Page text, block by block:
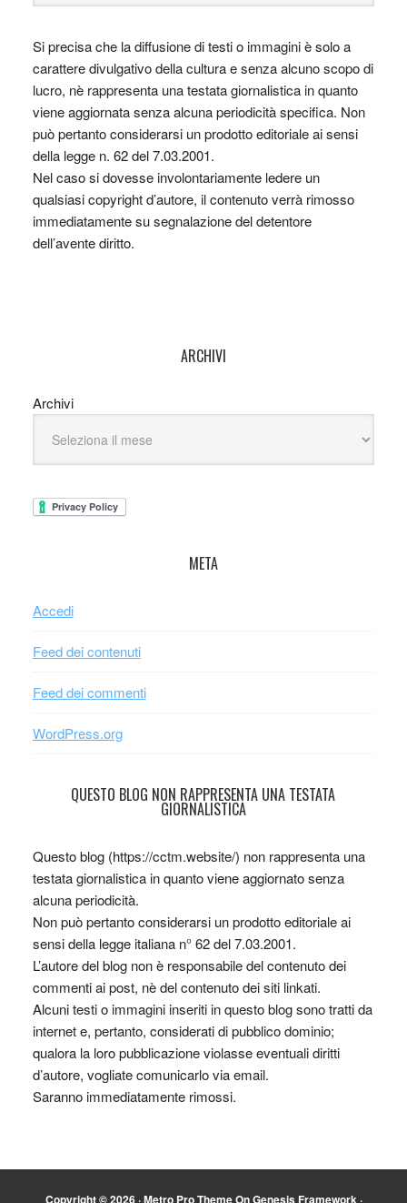
Si precisa che la diffusione di testi o immagini è solo a
carattere divulgativo della cultura e senza alcuno scopo di
lucro, nè rappresenta una testata giornalistica in quanto
viene aggiornata senza alcuna periodicità specifica. Non
può pertanto considerarsi un prodotto editoriale ai sensi
della legge n. 62 del 7.03.2001.
Nel caso si dovesse involontariamente ledere un
qualsiasi copyright d’autore, il contenuto verrà rimosso
immediatamente su segnalazione del detentore
dell’avente diritto.
ARCHIVI
Archivi
META
Accedi
Feed dei contenuti
Feed dei commenti
WordPress.org
QUESTO BLOG NON RAPPRESENTA UNA TESTATA
GIORNALISTICA
Questo blog (https://cctm.website/) non rappresenta una
testata giornalistica in quanto viene aggiornato senza
alcuna periodicità.
Non può pertanto considerarsi un prodotto editoriale ai
sensi della legge italiana n° 62 del 7.03.2001.
L’autore del blog non è responsabile del contenuto dei
commenti ai post, nè del contenuto dei siti linkati.
Alcuni testi o immagini inseriti in questo blog sono tratti da
internet e, pertanto, considerati di pubblico dominio;
qualora la loro pubblicazione violasse eventuali diritti
d’autore, vogliate comunicarlo via email.
Saranno immediatamente rimossi.
Copyright © 2026 ·Metro Pro ThemeOnGenesis Framework ·